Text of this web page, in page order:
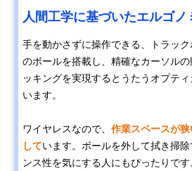
人間工学に基づいたエルゴ
手を動かさずに操作できる、トラッ
のボールを搭載し、精確なカーソル
ッキングを実現するとうたうオプテ
います。
ワイヤレスなので、 作業スペースが
しています。ボールを外して拭き掃
ンス性を気にする人にもぴったりです